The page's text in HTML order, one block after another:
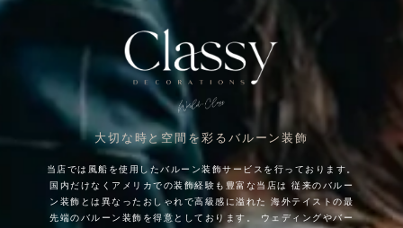
大切な時と空間を彩るバルーン装飾
当店では風船を使用したバルーン装飾サービスを行っております。
国内だけなくアメリカでの装飾経験も豊富な当店は
従来のバルー
ン装飾とは異なったおしゃれで高級感に溢れた
海外テイストの最
先端のバルーン装飾を得意としております。
ウェディングやバー